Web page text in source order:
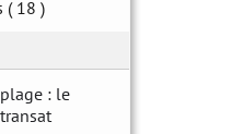
( 18 )
: le